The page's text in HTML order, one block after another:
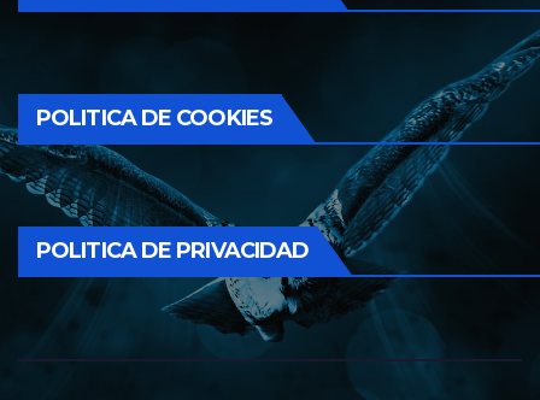
POLITICA DE COOKIES
POLITICA DE PRIVACIDAD